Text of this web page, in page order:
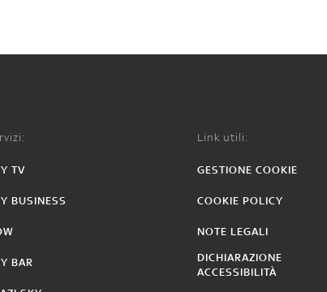
TV
BUSINESS
BAR
Link utili:
GESTIONE COOKIE
COOKIE POLICY
NOTE LEGALI
DICHIARAZIONE
ACCESSIBILITÀ